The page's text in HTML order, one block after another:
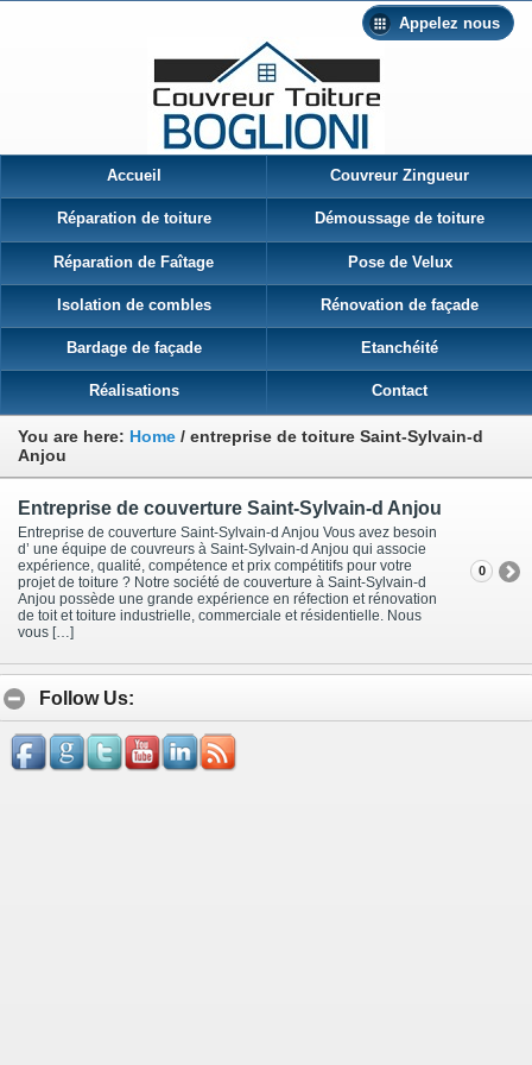
Appelez nous
Accueil Couvreur Zingueur
Réparation de toiture Démoussage de toiture
Réparation de Faîtage Pose de Velux
Isolation de combles Rénovation de façade
Bardage de façade Etanchéité
Réalisations Contact
You are here: Home / entreprise de toiture Saint-Sylvain-d
Anjou
Entreprise de couverture Saint-Sylvain-d Anjou
Entreprise de couverture Saint-Sylvain-d Anjou Vous avez besoin
d’ une équipe de couvreurs à Saint-Sylvain-d Anjou qui associe
expérience, qualité, compétence et prix compétitifs pour votre
projet de toiture ? Notre société de couverture à Saint-Sylvain-d
Anjou possède une grande expérience en réfection et rénovation
de toit et toiture industrielle, commerciale et résidentielle. Nous
vous […]
0
Follow Us: